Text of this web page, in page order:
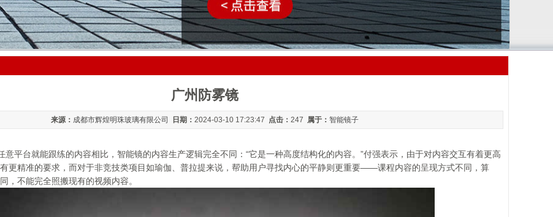
广州防雾镜
来源： 成都市辉煌明珠玻璃有限公司 日期： 2024-03-10 17:23:47 点击： 247 属于： 智能镜子
意平台就能跟练的内容相比，智能镜的内容生产逻辑完全不同：“它是一种高度结构化的内容。”付强表示，由于对内容交互有着更高
更精准的要求，而对于非竞技类项目如瑜伽、普拉提来说，帮助用户寻找内心的平静则更重要——课程内容的呈现方式不同，算
，不能完全照搬现有的视频内容。